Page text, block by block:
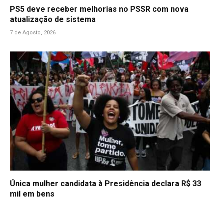
PS5 deve receber melhorias no PSSR com nova
atualização de sistema
7 de Agosto, 2026
Única mulher candidata à Presidência declara R$ 33
mil em bens